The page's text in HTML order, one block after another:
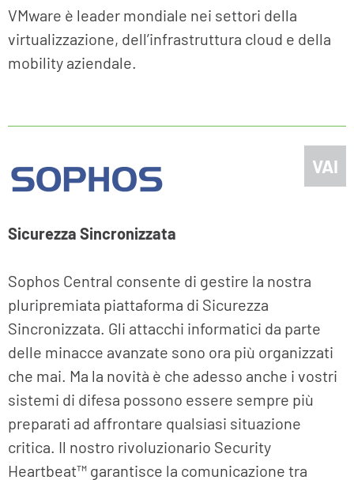
VMware è leader mondiale nei settori della
virtualizzazione, dell’infrastruttura cloud e della
mobility aziendale.
Sicurezza Sincronizzata
Sophos Central consente di gestire la nostra
pluripremiata piattaforma di Sicurezza
Sincronizzata. Gli attacchi informatici da parte
delle minacce avanzate sono ora più organizzati
che mai. Ma la novità è che adesso anche i vostri
sistemi di difesa possono essere sempre più
preparati ad affrontare qualsiasi situazione
critica. Il nostro rivoluzionario Security
Heartbeat™ garantisce la comunicazione tra
VAI